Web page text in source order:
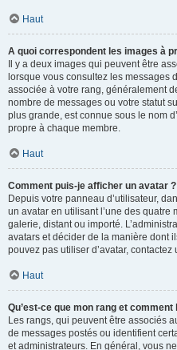
Haut
A quoi correspondent les images à
Il y a deux images qui peuvent être
lorsque vous consultez les messages
associée à votre rang, généralement
nombre de messages ou votre statut
plus grande, est connue sous le nom
propre à chaque membre.
Haut
Comment puis-je afficher un avatar ?
Depuis votre panneau d’utilisateur,
un avatar en utilisant l’une des quatre
galerie, distant ou importé.
avatars et décider de la manière dont
pouvez pas utiliser d’avatar,
Haut
Qu’est-ce que mon rang et comment
Les rangs, qui peuvent être associés
de messages postés ou identifient
et administrateurs. En général, vous